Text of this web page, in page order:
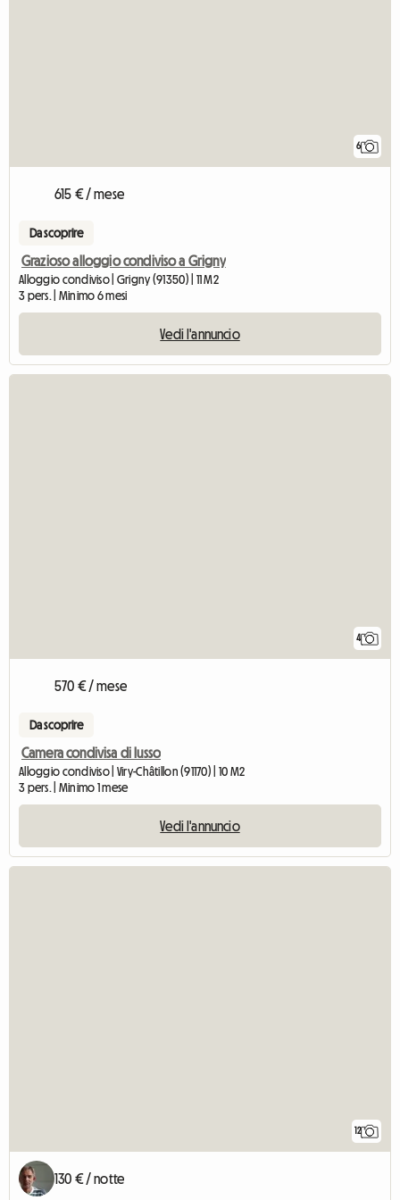
6
615 € / mese
Da scoprire
Grazioso alloggio condiviso a Grigny
Alloggio condiviso | Grigny (91350) | 11 M2
3 pers. | Minimo 6 mesi
Vedi l'annuncio
4
570 € / mese
Da scoprire
Camera condivisa di lusso
Alloggio condiviso | Viry-Châtillon (91170) | 10 M2
3 pers. | Minimo 1 mese
Vedi l'annuncio
12
130 € / notte